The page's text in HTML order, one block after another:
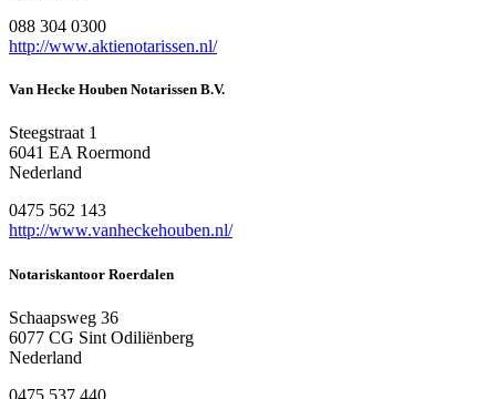
088 304 0300
http://www.aktienotarissen.nl/
Van Hecke Houben Notarissen B.V.
Steegstraat 1
6041 EA Roermond
Nederland
0475 562 143
http://www.vanheckehouben.nl/
Notariskantoor Roerdalen
Schaapsweg 36
6077 CG Sint Odiliënberg
Nederland
0475 537 440